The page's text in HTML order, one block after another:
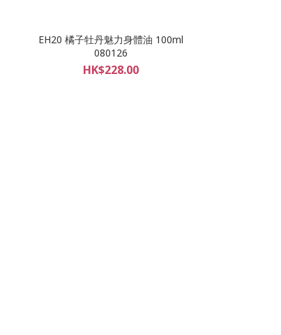
EH20 橘子牡丹魅力身體油 100ml
080126
HK$228.00